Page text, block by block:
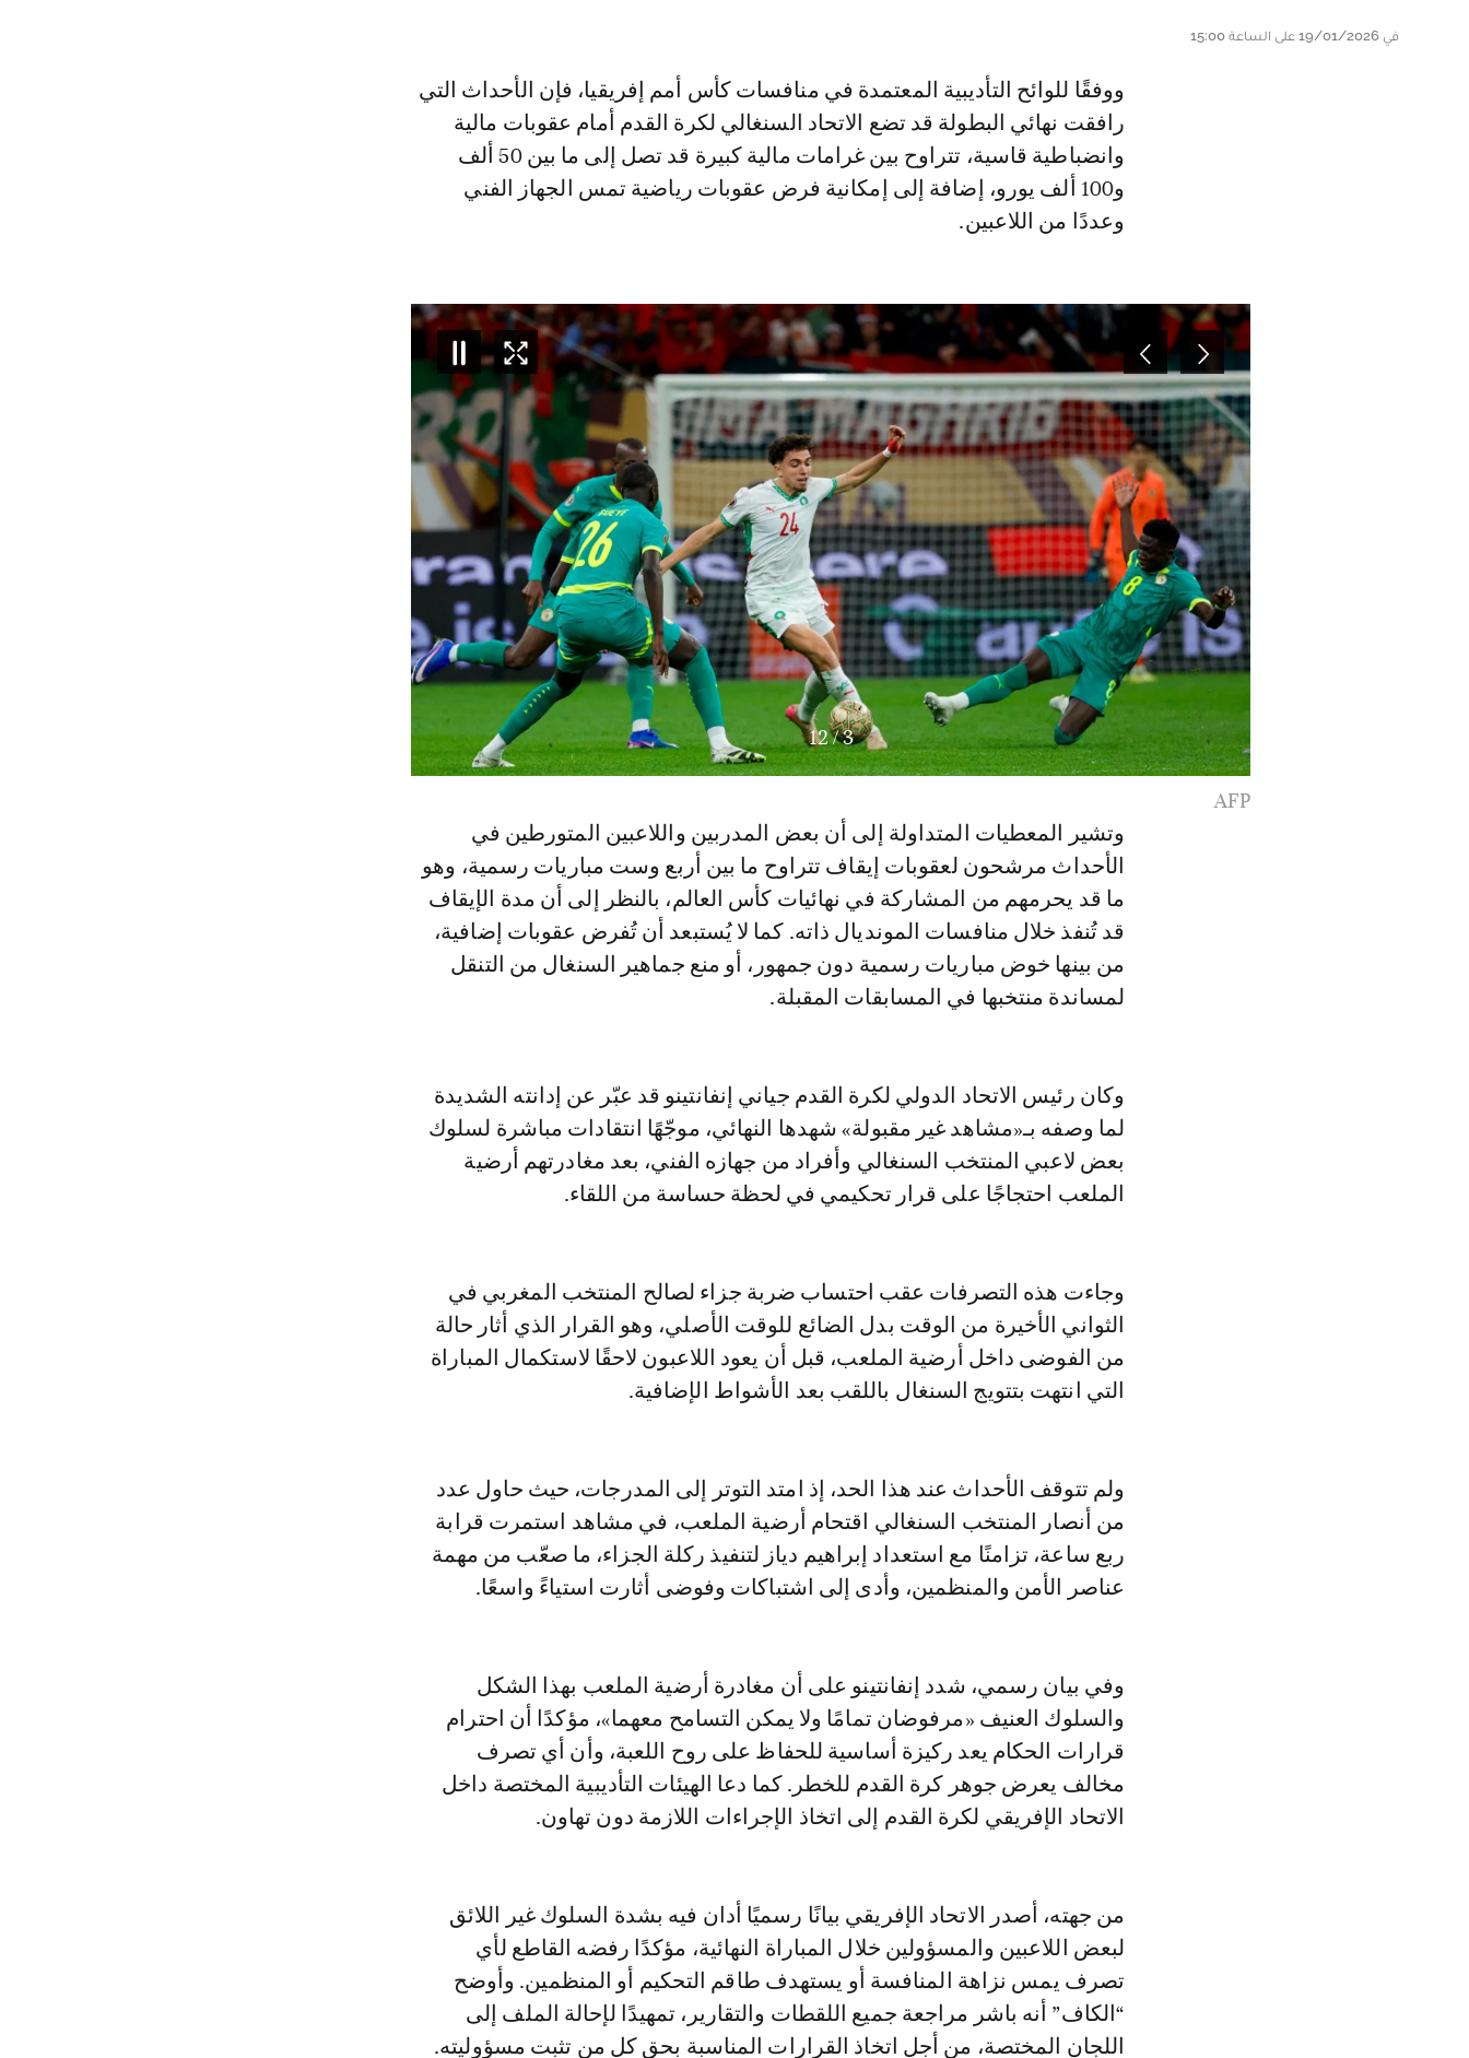
في 19/01/2026 على الساعة 15:00
ووفقًا للوائح التأديبية المعتمدة في منافسات كأس أمم إفريقيا، فإن الأحداث التي
رافقت نهائي البطولة قد تضع الاتحاد السنغالي لكرة القدم أمام عقوبات مالية
وانضباطية قاسية، تتراوح بين غرامات مالية كبيرة قد تصل إلى ما بين 50 ألف
و100 ألف يورو، إضافة إلى إمكانية فرض عقوبات رياضية تمس الجهاز الفني
وعددًا من اللاعبين.
3
/
12
AFP
وتشير المعطيات المتداولة إلى أن بعض المدربين واللاعبين المتورطين في
الأحداث مرشحون لعقوبات إيقاف تتراوح ما بين أربع وست مباريات رسمية، وهو
ما قد يحرمهم من المشاركة في نهائيات كأس العالم، بالنظر إلى أن مدة الإيقاف
قد تُنفذ خلال منافسات المونديال ذاته. كما لا يُستبعد أن تُفرض عقوبات إضافية،
من بينها خوض مباريات رسمية دون جمهور، أو منع جماهير السنغال من التنقل
لمساندة منتخبها في المسابقات المقبلة.
وكان رئيس الاتحاد الدولي لكرة القدم جياني إنفانتينو قد عبّر عن إدانته الشديدة
لما وصفه بـ«مشاهد غير مقبولة» شهدها النهائي، موجّهًا انتقادات مباشرة لسلوك
بعض لاعبي المنتخب السنغالي وأفراد من جهازه الفني، بعد مغادرتهم أرضية
الملعب احتجاجًا على قرار تحكيمي في لحظة حساسة من اللقاء.
وجاءت هذه التصرفات عقب احتساب ضربة جزاء لصالح المنتخب المغربي في
الثواني الأخيرة من الوقت بدل الضائع للوقت الأصلي، وهو القرار الذي أثار حالة
من الفوضى داخل أرضية الملعب، قبل أن يعود اللاعبون لاحقًا لاستكمال المباراة
التي انتهت بتتويج السنغال باللقب بعد الأشواط الإضافية.
ولم تتوقف الأحداث عند هذا الحد، إذ امتد التوتر إلى المدرجات، حيث حاول عدد
من أنصار المنتخب السنغالي اقتحام أرضية الملعب، في مشاهد استمرت قرابة
ربع ساعة، تزامنًا مع استعداد إبراهيم دياز لتنفيذ ركلة الجزاء، ما صعّب من مهمة
عناصر الأمن والمنظمين، وأدى إلى اشتباكات وفوضى أثارت استياءً واسعًا.
وفي بيان رسمي، شدد إنفانتينو على أن مغادرة أرضية الملعب بهذا الشكل
والسلوك العنيف «مرفوضان تمامًا ولا يمكن التسامح معهما»، مؤكدًا أن احترام
قرارات الحكام يعد ركيزة أساسية للحفاظ على روح اللعبة، وأن أي تصرف
مخالف يعرض جوهر كرة القدم للخطر. كما دعا الهيئات التأديبية المختصة داخل
الاتحاد الإفريقي لكرة القدم إلى اتخاذ الإجراءات اللازمة دون تهاون.
من جهته، أصدر الاتحاد الإفريقي بيانًا رسميًا أدان فيه بشدة السلوك غير اللائق
لبعض اللاعبين والمسؤولين خلال المباراة النهائية، مؤكدًا رفضه القاطع لأي
تصرف يمس نزاهة المنافسة أو يستهدف طاقم التحكيم أو المنظمين. وأوضح
“الكاف” أنه باشر مراجعة جميع اللقطات والتقارير، تمهيدًا لإحالة الملف إلى
اللجان المختصة، من أجل اتخاذ القرارات المناسبة بحق كل من تثبت مسؤوليته.